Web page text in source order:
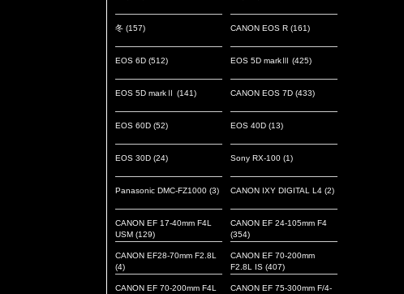
冬 (157) CANON EOS R (161)
EOS 6D (512) EOS 5D markⅢ (425)
EOS 5D markⅡ (141) CANON EOS 7D (433)
EOS 60D (52) EOS 40D (13)
EOS 30D (24) Sony RX-100 (1)
Panasonic DMC-FZ1000 (3) CANON IXY DIGITAL L4 (2)
CANON EF 17-40mm F4L
USM (129)
CANON EF 24-105mm F4
(354)
CANON EF28-70mm F2.8L
(4)
CANON EF 70-200mm
F2.8L IS (407)
CANON EF 70-200mm F4L
CANON EF 75-300mm F/4-